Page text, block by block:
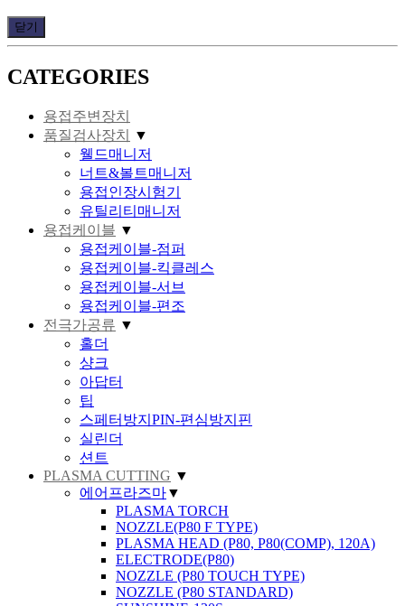
닫기
CATEGORIES
용접주변장치
품질검사장치
▼
웰드매니저
너트&볼트매니저
용접인장시험기
유틸리티매니저
용접케이블 ▼
용접케이블-점퍼
용접케이블-킥클레스
용접케이블-서브
용접케이블-편조
전극가공류 ▼
홀더
샹크
아답터
팁
스페터방지PIN-편심방지핀
실린더
션트
PLASMA CUTTING ▼
에어프라즈마▼
PLASMA TORCH
NOZZLE(P80 F TYPE)
PLASMA HEAD (P80, P80(COMP), 120A)
ELECTRODE(P80)
NOZZLE (P80 TOUCH TYPE)
NOZZLE (P80 STANDARD)